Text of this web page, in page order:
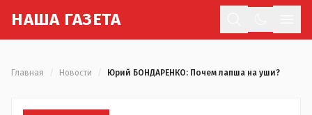
НАША ГАЗЕТА
Главная Новости Юрий БОНДАРЕНКО: Почем лапша на уши?